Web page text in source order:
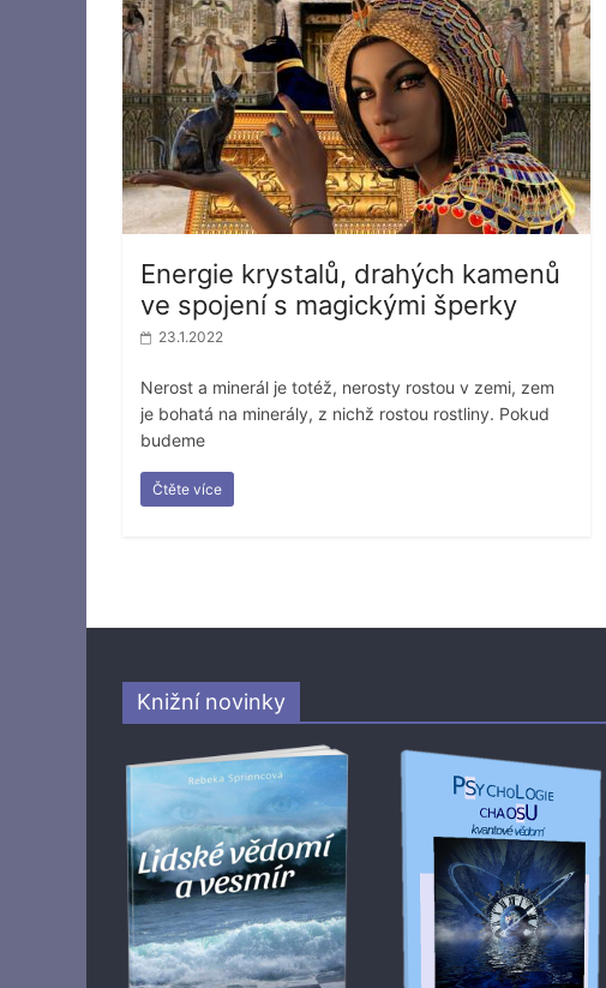
Energie krystalů, drahých kamenů
ve spojení s magickými šperky
23.1.2022
Nerost a minerál je totéž, nerosty rostou v zemi, zem
je bohatá na minerály, z nichž rostou rostliny. Pokud
budeme
Čtěte více
Knižní novinky